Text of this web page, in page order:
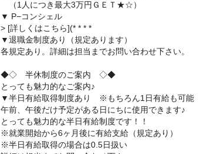
（1人につき最大3万円ＧＥＴ★☆）
▼ P−コンシェル
> [詳しくはこちら](* * * *
▼退職金制度あり（規定あります）
各規定あり。詳細は担当までお問い合わせ下さい。
◆◇ 半休制度のご案内 ◇◆
とっても魅力的なご案内♪
▼半日有給取得制度あり ※もちろん1日有給も可能
午前、午後だけ予定がある日にちに使用できます♪
とっても魅力的な半日有給制度です！！
※就業開始から6ヶ月後に有給支給（規定あり）
※半日有給取得の場合は0.5日扱い